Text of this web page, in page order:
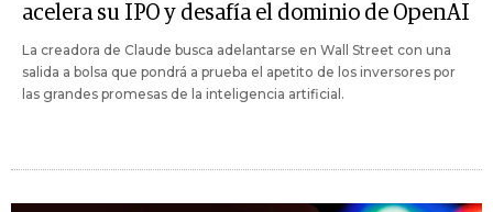
acelera su IPO y desafía el dominio de OpenAI
La creadora de Claude busca adelantarse en Wall Street con una
salida a bolsa que pondrá a prueba el apetito de los inversores por
las grandes promesas de la inteligencia artificial.